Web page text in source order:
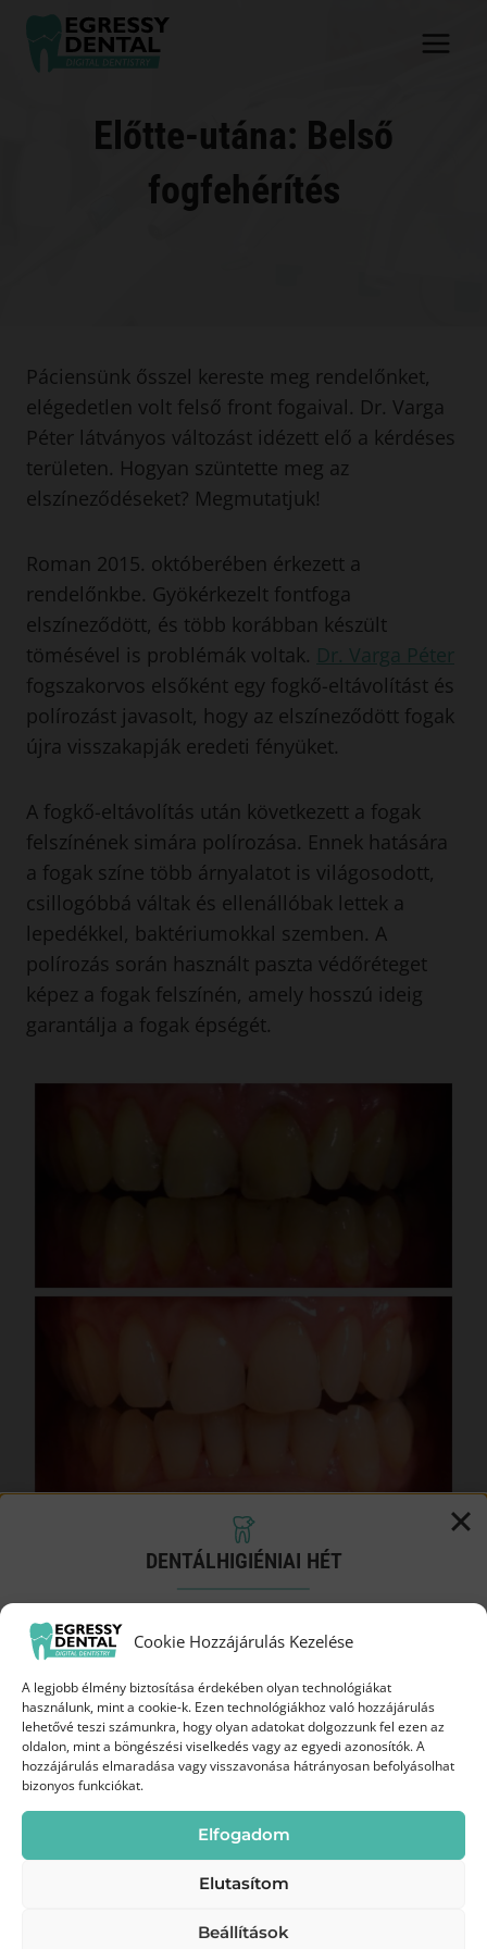
Cookie Hozzájárulás Kezelése
A legjobb élmény biztosítása érdekében olyan technológiákat
használunk, mint a cookie-k. Ezen technológiákhoz való hozzájárulás
lehetővé teszi számunkra, hogy olyan adatokat dolgozzunk fel ezen az
oldalon, mint a böngészési viselkedés vagy az egyedi azonosítók. A
hozzájárulás elmaradása vagy visszavonása hátrányosan befolyásolhat
bizonyos funkciókat.
Elfogadom
Elutasítom
Beállítások
Skip
content
Előtte-utána: Belső
fogfehérítés
Páciensünk ősszel kereste meg rendelőnket,
elégedetlen volt felső front fogaival. Dr. Varga
Péter látványos változást idézett elő a kérdéses
területen. Hogyan szüntette meg az
elszíneződéseket? Megmutatjuk!
Roman 2015. októberében érkezett a
rendelőnkbe. Gyökérkezelt fontfoga
elszíneződött, és több korábban készült
tömésével is problémák voltak. Dr. Varga Péter
fogszakorvos elsőként egy fogkő-eltávolítást és
polírozást javasolt, hogy az elszíneződött fogak
újra visszakapják eredeti fényüket.
A fogkő-eltávolítás után következett a fogak
felszínének simára polírozása. Ennek hatására
a fogak színe több árnyalatot is világosodott,
csillogóbbá váltak és ellenállóbak lettek a
lepedékkel, baktériumokkal szemben. A
polírozás során használt paszta védőréteget
képez a fogak felszínén, amely hosszú ideig
garantálja a fogak épségét.
Belső fogfehérítés
Roman gyökérkezelt frontfoga az évek során
elszíneződött, ezértbelső fogfehérítésrevolt
szükség. Dr. Varga Péter a fog koronai részének
belsejébe helyezte a fehérítő anyagot, majd
ideiglenes töméssel lezárta. Több alkalom
kellett, hogy a fog színe elérje a kívánt
fehérséget, ezután a fehérítő anyagot
eltávolította, majd egy végleges töméssel
lezárta. A fogfehérítés után a régi,
elszíneződött, szuvas tömések cseréje
DENTÁLHIGIÉNIAI HÉT
Próbáld ki a Biofilm terápiát
Augusztus 3-19.között az Egressy Dentalnál
Most 35 000 Ft
45 000 Fthelyett